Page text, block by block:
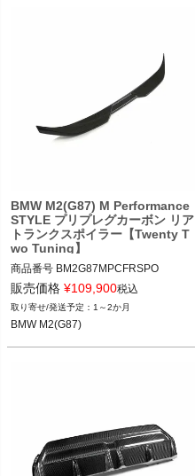
BMW M2(G87) M Performance
STYLE プリプレグカーボン リア
トランクスポイラー【Twenty T
wo Tuning】
商品番号 BM2G87MPCFRSPO
BM2G87MPCFRSPO
NCE STYLE CARBON FIBRE REAR T
RUNK SPOILER"
販売価格 ¥109,900税込
1～2か月
BMW M2(G87)